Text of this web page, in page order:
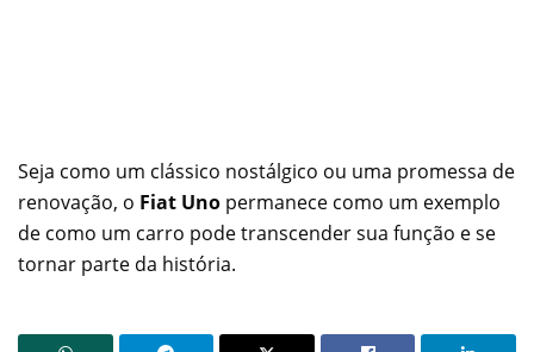
Seja como um clássico nostálgico ou uma promessa de
renovação, o Fiat Uno permanece como um exemplo
de como um carro pode transcender sua função e se
tornar parte da história.